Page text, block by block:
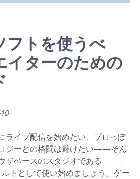
フトを使うべ
イターのための
ライブ配信を始めたい、プロっぽ
ジーとの格闘は避けたい——そん
ザベースのスタジオである
トとして使い始めましょう。ゲー